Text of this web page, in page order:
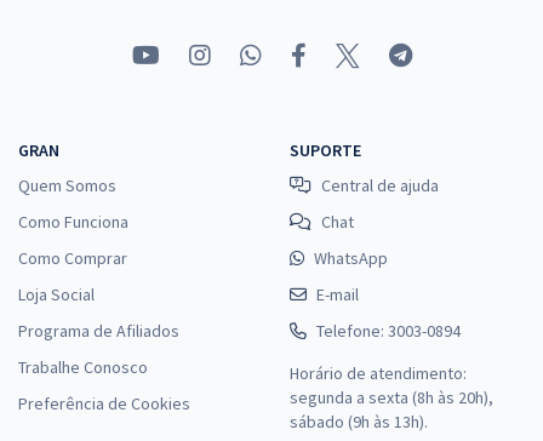
GRAN
Quem Somos
Como Funciona
Como Comprar
Loja Social
Programa de Afiliados
Trabalhe Conosco
Preferência de Cookies
SUPORTE
Central de ajuda
Chat
WhatsApp
E-mail
Telefone: 3003-0894
Horário de atendimento:
segunda a sexta (8h às 20h),
sábado (9h às 13h).